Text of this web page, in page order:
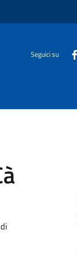
Seguici su